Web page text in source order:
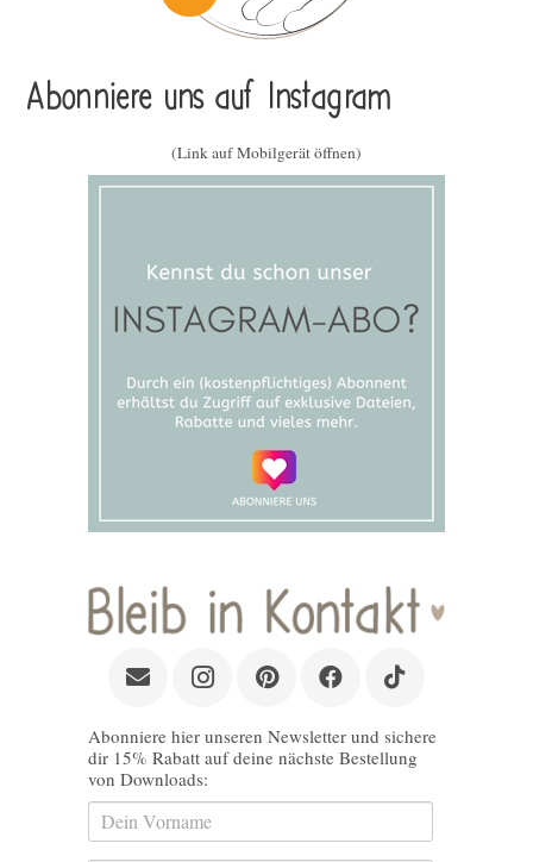
Abonniere uns auf Instagram
(Link auf Mobilgerät öffnen)
Abonniere hier unseren Newsletter und sichere
dir 15% Rabatt auf deine nächste Bestellung
von Downloads: